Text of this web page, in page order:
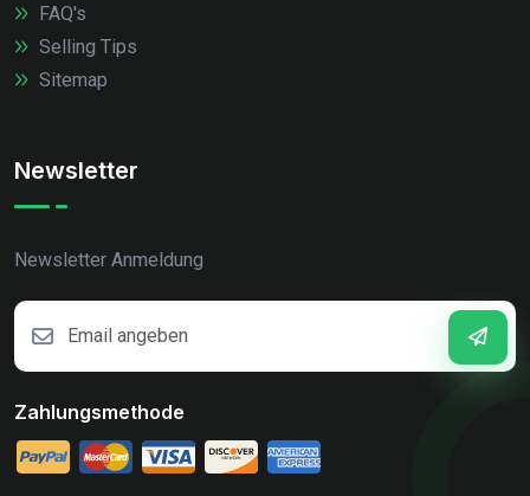
FAQ's
Selling Tips
Sitemap
Newsletter
Newsletter Anmeldung
Zahlungsmethode